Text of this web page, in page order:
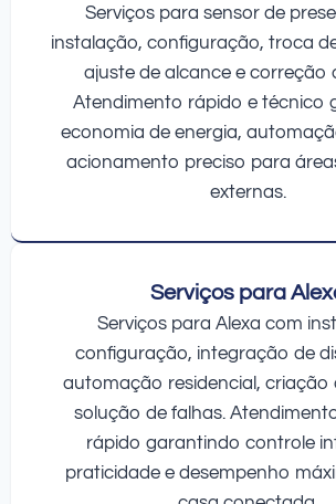
Serviços para sensor de
instalação, configuração, troca
ajuste de alcance e correção
Atendimento rápido e técnico
economia de energia,
acionamento preciso para
externas.
Serviços para
Serviços para Alexa com
configuração, integração de
automação residencial, criação
solução de falhas.
rápido garantindo controle
praticidade e desempenho